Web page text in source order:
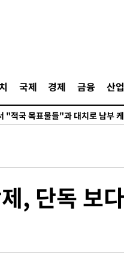
국제 경제 금융 산업
스 교외에서 미니버스 폭발.. 14명
"적국 목표물들"과 대치로 남부
일제 하락 마감…나스닥 0.06%↓
위…서울 낮 39도 '폭염중대경보'
"적국 목표물들"과 대치로 남부 케
콘 수입 규제…파생제품 15% 관
, 단독 보